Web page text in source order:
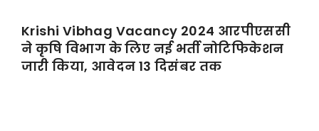
Krishi Vibhag Vacancy 2024 आरपीएससी
ने कृषि विभाग के लिए नई भर्ती नोटिफिकेशन
जारी किया, आवेदन 13 दिसंबर तक